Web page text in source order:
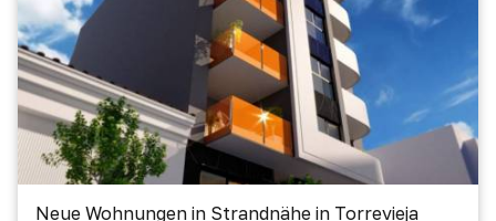
Neue Wohnungen in Strandnähe in Torrevieja